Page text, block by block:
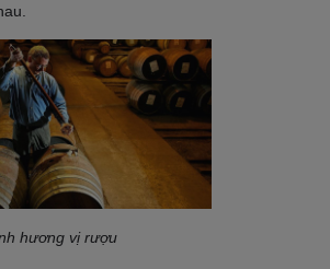
hương vị rượu